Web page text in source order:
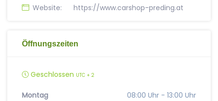
Website: https://www.carshop-preding.at
Öffnungszeiten
Geschlossen UTC + 2
Montag
08:00 Uhr - 13:00 Uhr